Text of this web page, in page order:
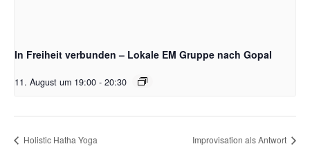
In Freiheit verbunden – Lokale EM Gruppe nach Gopal
11. August um 19:00 - 20:30
Holistic Hatha Yoga Improvisation als Antwort